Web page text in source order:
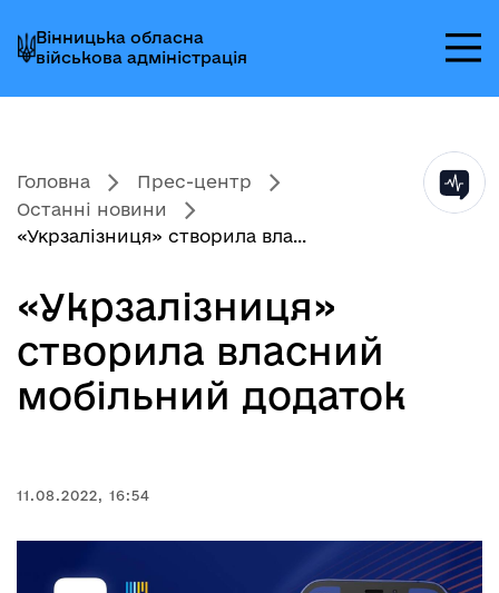
до
головного
меню
до
головного
вмісту
до
головного
колонтитула
Вінницька обласна
військова адміністрація
Головна
Прес-центр
Останні новини
«Укрзалізниця» створила вла...
«Укрзалізниця»
створила власний
мобільний додаток
11.08.2022, 16:54